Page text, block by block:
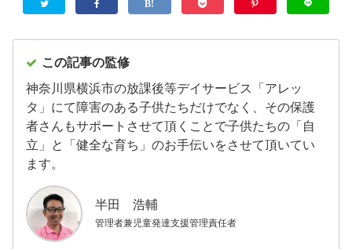
この記事の監修
神奈川県横浜市の放課後等デイサービス「アレッ
タ」にて障害のある子供たちだけでなく、その保護
者さんもサポートさせて頂くことで子供たちの「自
立」と「健全な育ち」のお手伝いをさせて頂いてい
ます。
半田 浩輔
管理者兼児童発達支援管理責任者